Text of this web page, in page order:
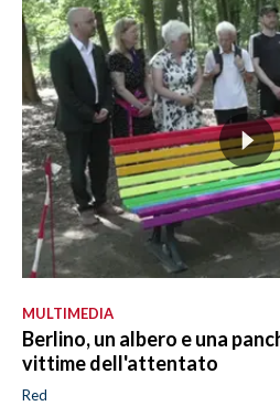
MULTIMEDIA
Berlino, un albero e una
vittime dell'attentato
Red